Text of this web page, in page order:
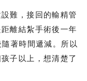
難，接回的輸精管
離結紮手術後一年
著時間遞減。所以
子以上，想清楚了